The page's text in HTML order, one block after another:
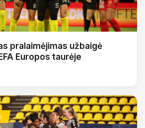
pralaimėjimas užbaigė
Europos taurėje